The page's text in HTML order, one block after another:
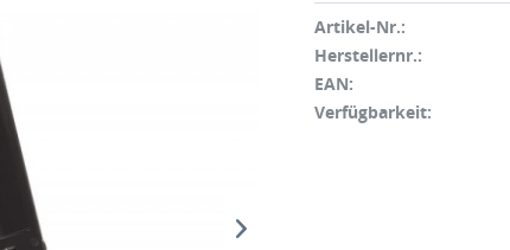
Artikel-Nr.:
Herstellernr.:
EAN:
Verfügbarkeit: